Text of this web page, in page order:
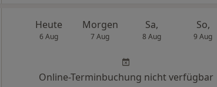
Heute
6 Aug
Morgen
7 Aug
Sa,
8 Aug
So,
9 Aug
Online-Terminbuchung nicht verfügbar